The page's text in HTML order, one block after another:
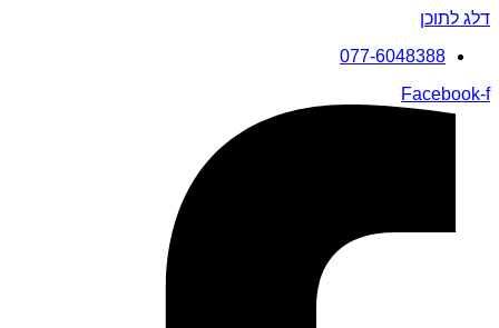
דלג לתוכן
077-6048388
Facebook-f